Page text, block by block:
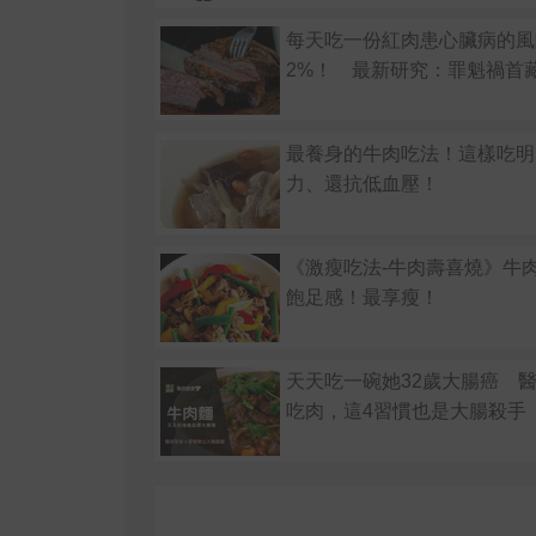
每天吃一份紅肉患心臟病的
2%！ 最新研究：罪魁禍首
最養身的牛肉吃法！這樣吃
力、還抗低血壓！
《激瘦吃法-牛肉壽喜燒》牛
飽足感！最享瘦！
天天吃一碗她32歲大腸癌
吃肉，這4習慣也是大腸殺手